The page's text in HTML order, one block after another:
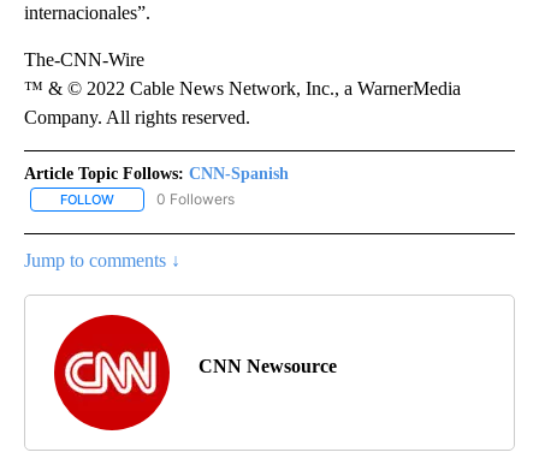
internacionales”.
The-CNN-Wire
™ & © 2022 Cable News Network, Inc., a WarnerMedia
Company. All rights reserved.
Article Topic Follows: CNN-Spanish
FOLLOW FOLLOW "CNN-SPANISH" TO RECEIVE NOTIFICATIONS ABOUT
0 Followers
Jump to comments ↓
CNN Newsource